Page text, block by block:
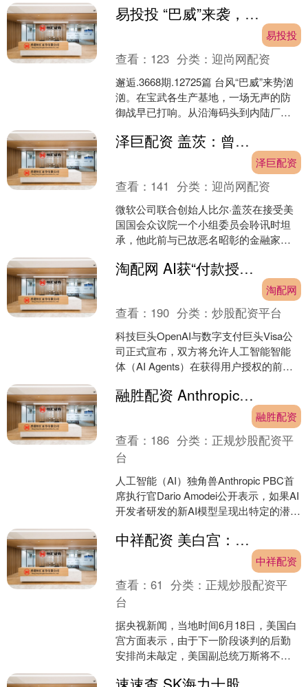
到产业落地的....
易投投 “巴威”来袭，宝武人紧急行动！
易投投
查看： 123 分类：迎尚网配资
邂逅.3668期.12725篇 台风“巴威”来势汹
汹。在宝武各生产基地，一场无声的防
御战早已打响。从沿海码头到内陆厂
绷紧了安全....
泽巨配资 盖茨：曾遭到爱泼斯坦窒息性敲诈
泽巨配资
查看： 141 分类：迎尚网配资
微软公司联合创始人比尔·盖茨在接受美
国国会众议院一个小组委员会聆讯时坦
承，他此前与已故恶名昭彰的金融家杰
会....
淘配网 AI获“付款授权”：OpenAI联手Visa开启智能体在线购物新时代
淘配网
查看： 190 分类：炒股配资平台
科技巨头OpenAI与数字支付巨头Visa公
司正式宣布，双方将允许人工智能智能
体（AI Agents）在获得用户授权的前提
操作....
融胜配资 Anthropic的CEO：政府应当有权封杀、阻断高风险新AI模型的部署
融胜配资
查看： 186 分类： 正规炒股配资平
台
人工智能（AI）独角兽Anthropic PBC首
席执行官Dario Amodei公开表示，如果AI
开发者研发的新AI模型呈现出特定的潜在
中祥配资 美白宫：万斯取消当晚赴瑞士与伊朗谈判行程
中祥配资
查看：61 分类： 正规炒股配资平
台
据央视新闻，当地时间6月18日，美国白
宫方面表示，由于下一阶段谈判的后勤
安排尚未敲定，美国副总统万斯将不再